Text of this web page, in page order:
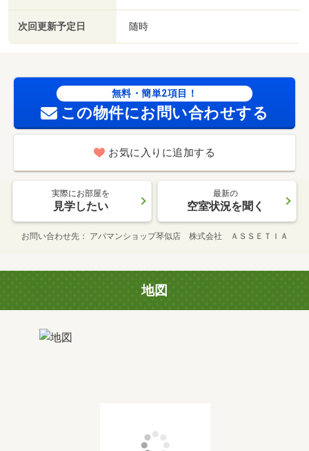
次回更新予定日 随時
無料・簡単2項目！
この物件にお問い合わせする
お気に入りに追加する
実際にお部屋を
見学したい
最新の
空室状況を聞く
お問い合わせ先 アパマンショップ琴似店 株式会社 ＡＳＳＥＴＩＡ
地図